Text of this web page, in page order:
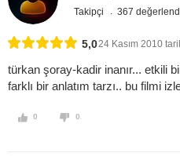
Takipçi 367
5,024 Kasım 2010
türkan şoray-kadir inanır... etkili
farklı bir anlatım tarzı.. bu filmi
0 0